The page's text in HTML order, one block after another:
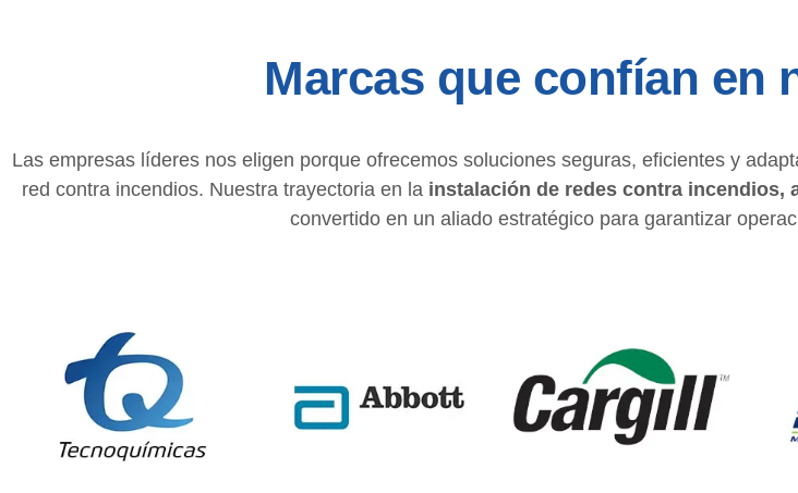
Marcas que confían en
Las empresas líderes nos eligen porque ofrecemos soluciones seguras, eficientes y
red contra incendios. Nuestra trayectoria en la instalación de redes contra incendios,
convertido en un aliado estratégico para garantizar